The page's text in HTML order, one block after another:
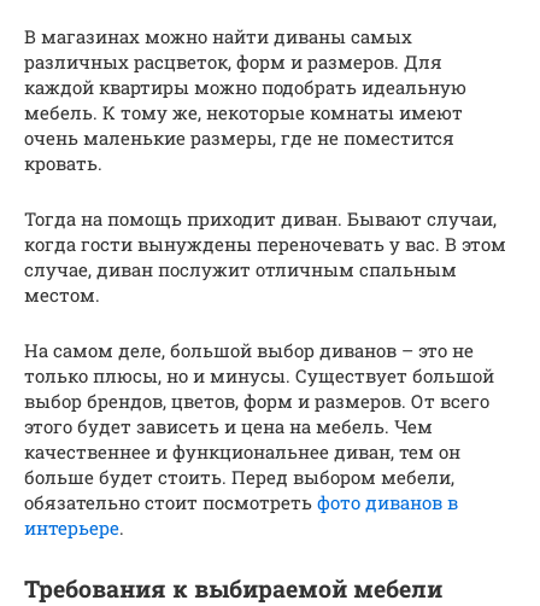
В магазинах можно найти диваны самых
различных расцветок, форм и размеров. Для
каждой квартиры можно подобрать идеальную
мебель. К тому же, некоторые комнаты имеют
очень маленькие размеры, где не поместится
кровать.
Тогда на помощь приходит диван. Бывают случаи,
когда гости вынуждены переночевать у вас. В этом
случае, диван послужит отличным спальным
местом.
На самом деле, большой выбор диванов – это не
только плюсы, но и минусы. Существует большой
выбор брендов, цветов, форм и размеров. От всего
этого будет зависеть и цена на мебель. Чем
качественнее и функциональнее диван, тем он
больше будет стоить. Перед выбором мебели,
обязательно стоит посмотреть фото диванов в
интерьере.
Требования к выбираемой мебели